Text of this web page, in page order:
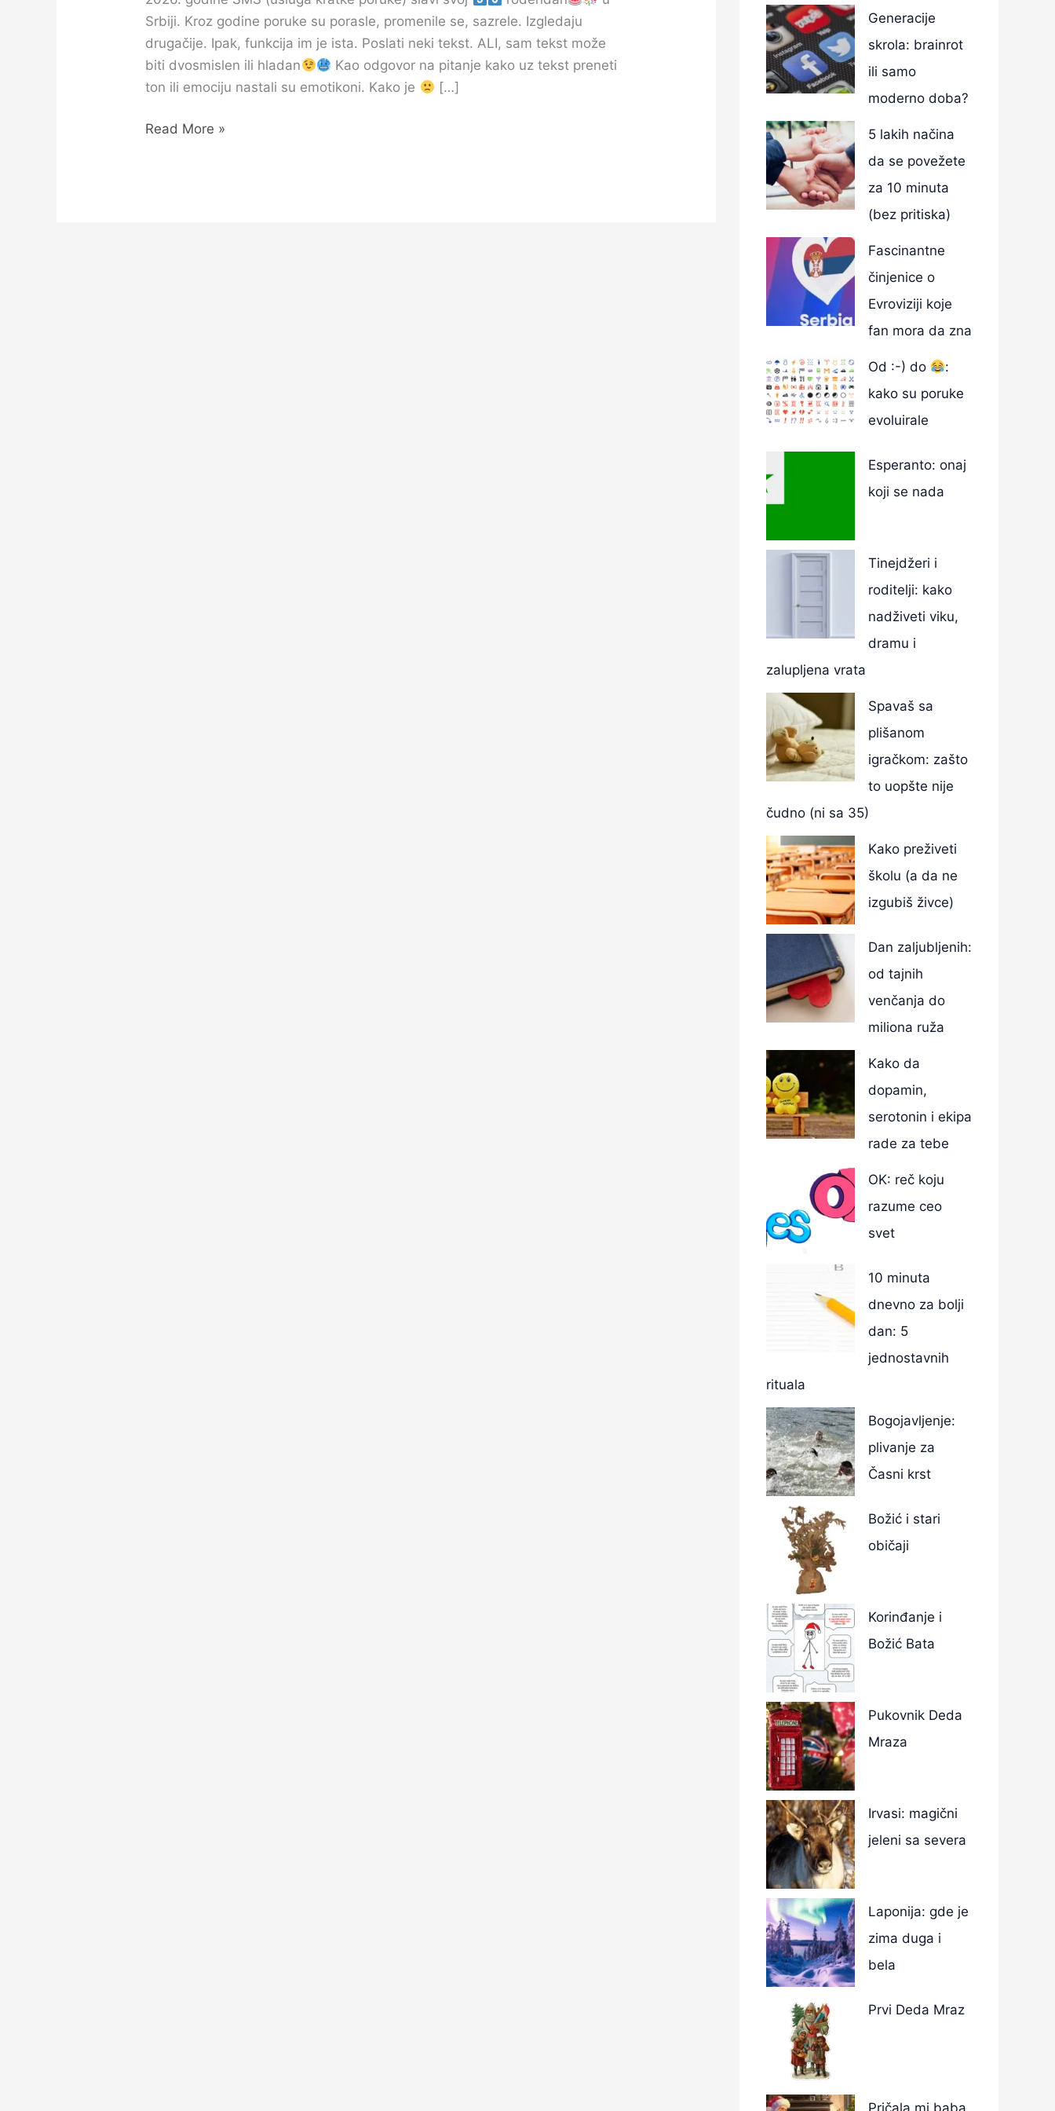
Srbiji. Kroz godine poruke su porasle, promenile se, sazrele. Izgledaju
drugačije. Ipak, funkcija im je ista. Poslati neki tekst. ALI, sam tekst može
biti dvosmislen ili hladan
Kao odgovor na pitanje kako uz tekst preneti
ton ili emociju nastali su emotikoni. Kako je
[…]
Read More »
Generacije
skrola: brainrot
ili samo
moderno doba?
5 lakih načina
da se povežete
za 10 minuta
(bez pritiska)
Fascinantne
činjenice o
Evroviziji koje
fan mora da zna
Od :-) do
:
kako su poruke
evoluirale
Esperanto: onaj
koji se nada
Tinejdžeri i
roditelji: kako
nadživeti viku,
dramu i
zalupljena vrata
Spavaš sa
plišanom
igračkom: zašto
to uopšte nije
čudno (ni sa 35)
Kako preživeti
školu (a da ne
izgubiš živce)
Dan zaljubljenih:
od tajnih
venčanja do
miliona ruža
Kako da
dopamin,
serotonin i ekipa
rade za tebe
OK: reč koju
razume ceo
svet
10 minuta
dnevno za bolji
dan: 5
jednostavnih
rituala
Bogojavljenje:
plivanje za
Časni krst
Božić i stari
običaji
Korinđanje i
Božić Bata
Pukovnik Deda
Mraza
Irvasi: magični
jeleni sa severa
Laponija: gde je
zima duga i
bela
Prvi Deda Mraz
Pričala mi baba